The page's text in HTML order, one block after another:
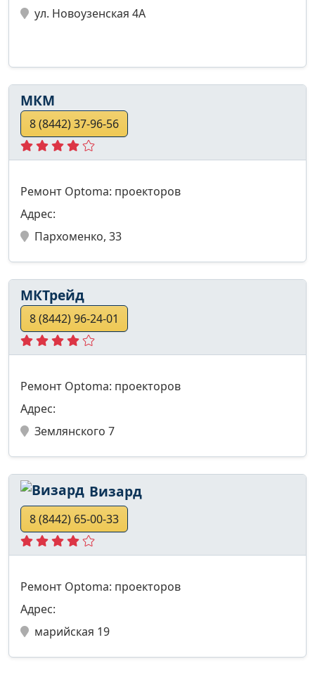
ул. Новоузенская 4А
МКМ
8 (8442) 37-96-56
Ремонт Optoma: проекторов
Адрес:
Пархоменко, 33
МКТрейд
8 (8442) 96-24-01
Ремонт Optoma: проекторов
Адрес:
Землянского 7
Визард
8 (8442) 65-00-33
Ремонт Optoma: проекторов
Адрес:
марийская 19